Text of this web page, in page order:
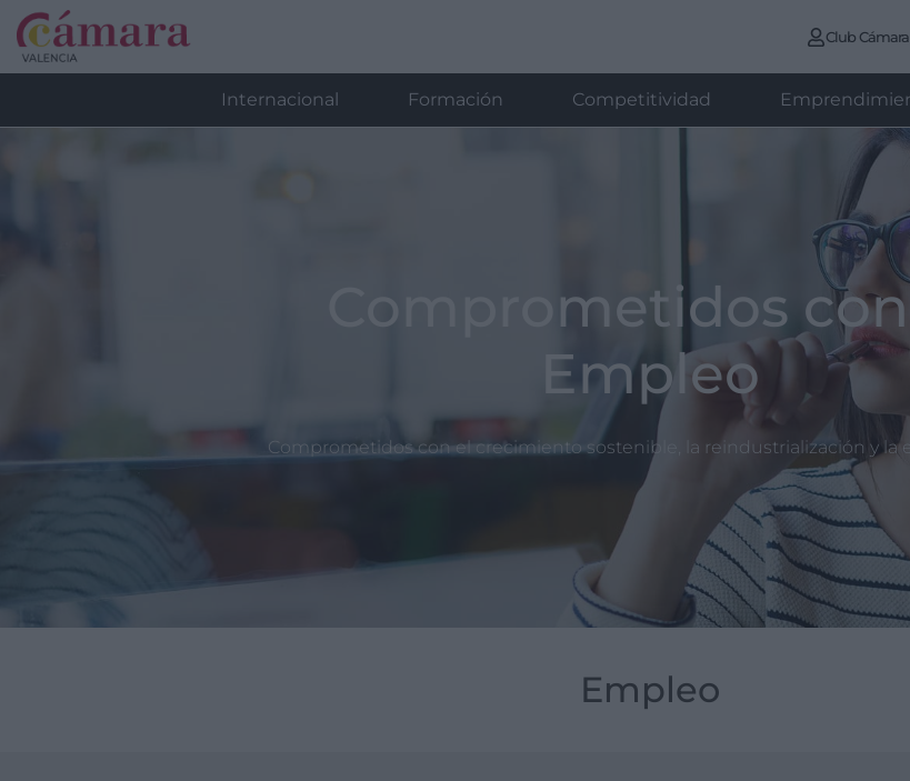
Club Cámara
Internacional Formación Competitividad
Comprometidos
Empleo
Comprometidos con el crecimiento sostenible, la reindustrialización y la
Empleo